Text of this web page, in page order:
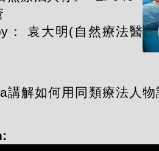
： 袁大明(自然療法醫
講解如何用同類療法人